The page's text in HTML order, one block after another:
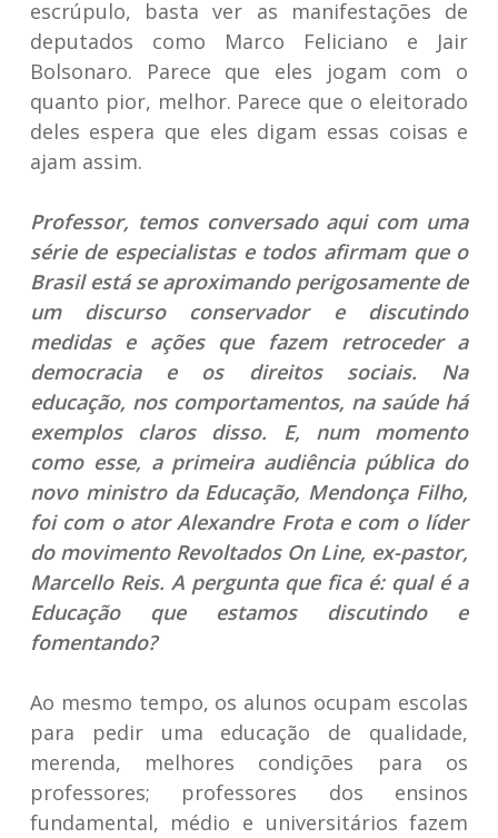
escrúpulo, basta ver as manifestações de
deputados como Marco Feliciano e Jair
Bolsonaro. Parece que eles jogam com o
quanto pior, melhor. Parece que o eleitorado
deles espera que eles digam essas coisas e
ajam assim.
Professor, temos conversado aqui com uma
série de especialistas e todos afirmam que o
Brasil está se aproximando perigosamente de
um discurso conservador e discutindo
medidas e ações que fazem retroceder a
democracia e os direitos sociais. Na
educação, nos comportamentos, na saúde há
exemplos claros disso. E, num momento
como esse, a primeira audiência pública do
novo ministro da Educação, Mendonça Filho,
foi com o ator Alexandre Frota e com o líder
do movimento Revoltados On Line, ex-pastor,
Marcello Reis. A pergunta que fica é: qual é a
Educação que estamos discutindo e
fomentando?
Ao mesmo tempo, os alunos ocupam escolas
para pedir uma educação de qualidade,
merenda, melhores condições para os
professores; professores dos ensinos
fundamental, médio e universitários fazem